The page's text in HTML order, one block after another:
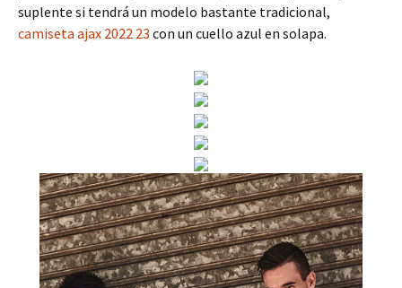
suplente si tendrá un modelo bastante tradicional,
camiseta ajax 2022 23 con un cuello azul en solapa.